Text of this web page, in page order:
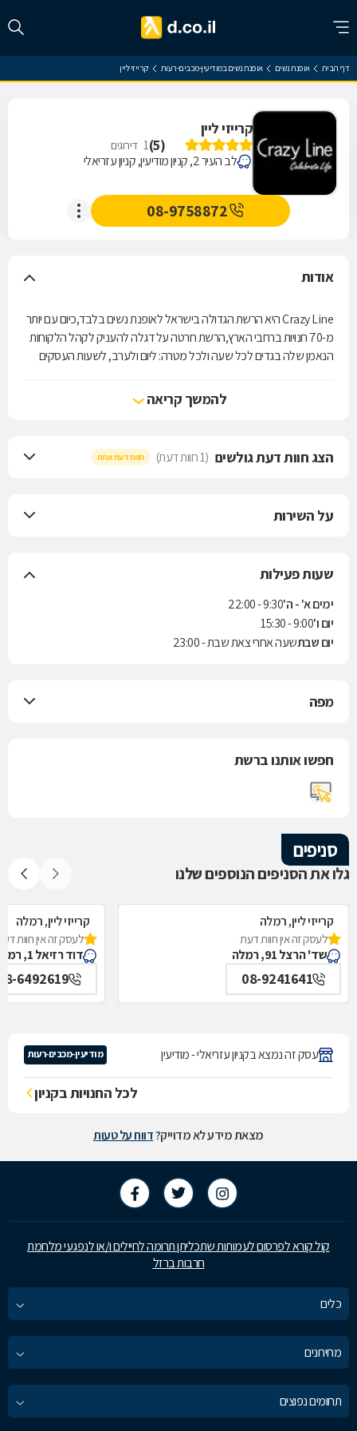
דף הבית אופנת נשים אופנת נשים במודיעין-מכבים-רעות קרייזי ליין
קרייזי ליין
(
5
)
1 דירוגים
לב העיר 2, קניון מודיעין, קניון עזריאלי
08-9758872
אודות
Crazy Line היא הרשת הגדולה בישראל לאופנת נשים בלבד,כיום עם יותר
מ-70 חנויות ברחבי הארץ,הרשת חרטה על דגלה להעניק לקהל הלקוחות
הנאמן שלה בגדים לכל שעה ולכל מטרה: ליום ולערב, לשעות העסקים
הקהל שלה, מחויבת ללמוד את טעמן, להבין את צרכיהן ולתרגם עבורן את
המגמות באופנה העולמית לפריטים לבישים, נשיים ומחמיאים המותאמים
להמשך קריאה
הצג חוות דעת גולשים (1 חוות דעת) חוות דעת אחת
על השירות
שעות פעילות
ימים א' - ה'9:30 - 22:00
יום ו'9:00 - 15:30
יום שבתשעה אחרי צאת שבת - 23:00
מפה
חפשו אותנו ברשת
סניפים
גלו את הסניפים הנוספים שלנו
קרייזי ליין, רמלה
לעסק זה אין חוות דעת
שד' הרצל 91, רמלה
08-9241641
קרייזי ליין, רמלה
לעסק זה אין חוות
דוד רזיאל 1, רמלה
6492619
עסק זה נמצא בקניון עזריאלי - מודיעין מודיעין-מכבים-רעות
לכל החנויות בקניון
מצאת מידע לא מדוייק?דווח על טעות
קול קורא לפרסום לעמותות שתכליתן תרומה לחיילים ו/או לנפגעי מלחמת
חרבות ברזל
כלים
מחירונים
תחומים נפוצים